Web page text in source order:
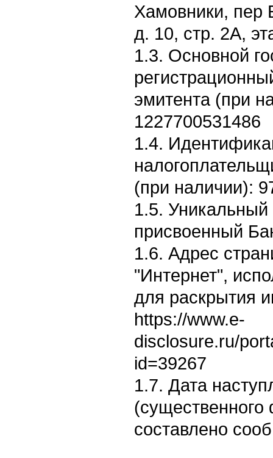
Хамовники, пер
д. 10, стр. 2А,
1.3. Основной
эмитента (при
1227700531486
1.4.
(при наличии):
1.5. Уникальный
присвоенный
1.6. Адрес
"Интернет",
для раскрытия
https://www.e-
disclosure.ru/
id=39267
1.7. Дата
(существенного
составлено